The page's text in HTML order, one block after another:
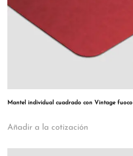
Mantel individual cuadrado con Vintage fuoco
Añadir a la cotización